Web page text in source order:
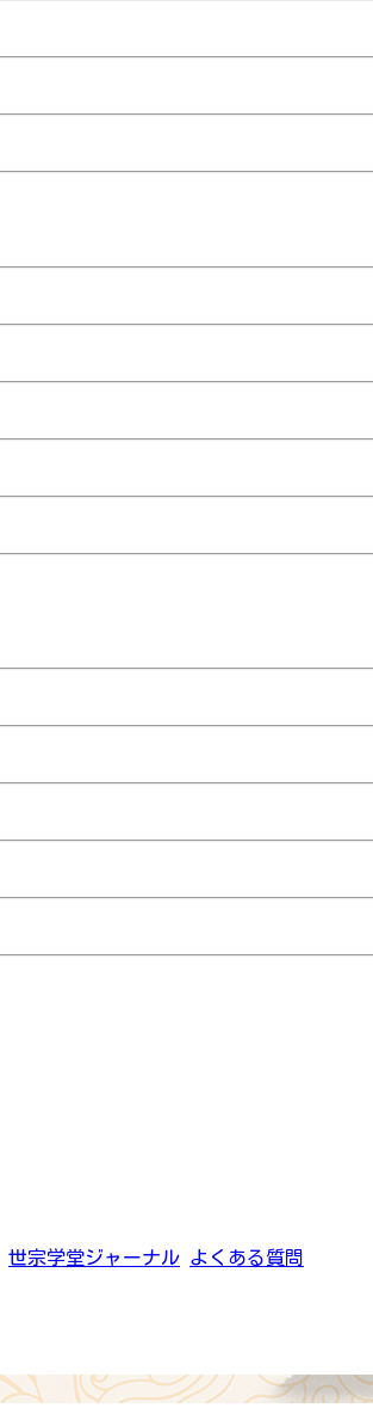
世宗学堂ジャーナル よくある質問